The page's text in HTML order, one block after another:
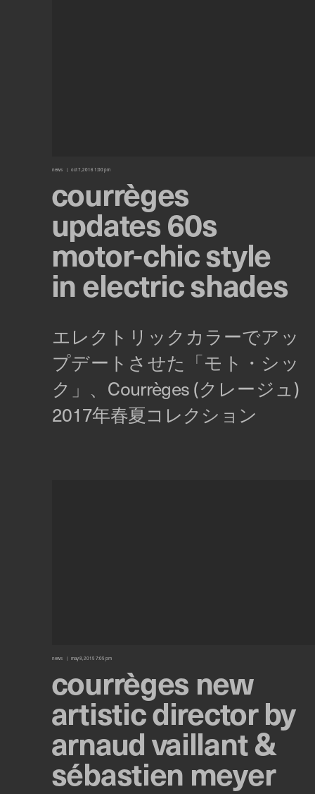
news oct 7, 2016 1:00 pm
courrèges
updates 60s
motor-chic style
in electric shades
news may 8, 2015 7:05 pm
courrèges new
artistic director by
arnaud vaillant &
sébastien meyer